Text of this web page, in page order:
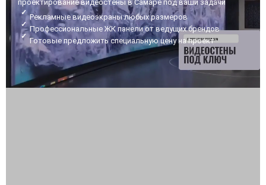
проектирование видеостены в Самаре под ваши задачи
Рекламные видеоэкраны любых размеров
Профессиональные ЖК панели от ведущих брендов
Готовые предложить специальную цену на проект